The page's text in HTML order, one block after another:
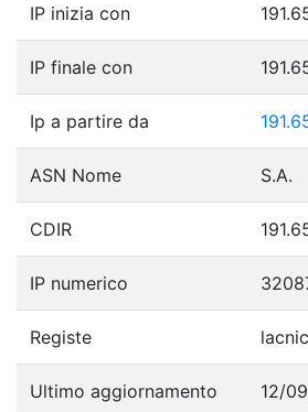
IP inizia con
IP finale con
Ip a partire da
ASN Nome S.A.
CDIR
IP numerico
Registe lacnic
Ultimo aggiornamento 12/